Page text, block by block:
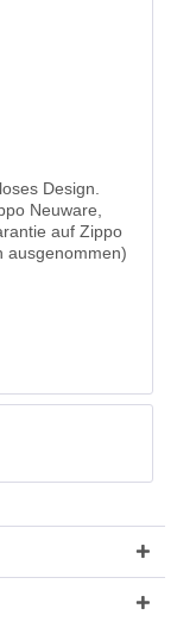
Design.
Neuware,
auf Zippo
ausgenommen)